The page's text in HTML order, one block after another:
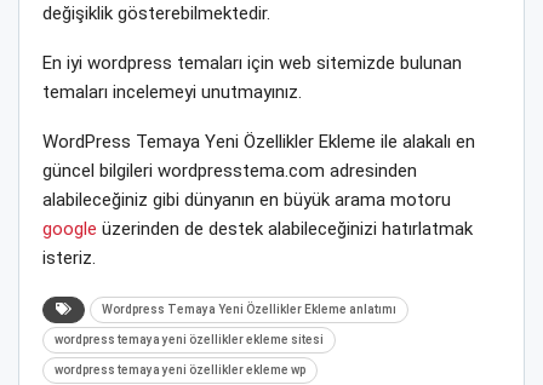
değişiklik gösterebilmektedir.
En iyi wordpress temaları için web sitemizde bulunan
temaları incelemeyi unutmayınız.
WordPress Temaya Yeni Özellikler Ekleme ile alakalı en
güncel bilgileri wordpresstema.com adresinden
alabileceğiniz gibi dünyanın en büyük arama motoru
google üzerinden de destek alabileceğinizi hatırlatmak
isteriz.
Wordpress Temaya Yeni Özellikler Ekleme anlatımı
wordpress temaya yeni özellikler ekleme sitesi
wordpress temaya yeni özellikler ekleme wp